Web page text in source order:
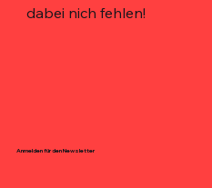
dabei nich fehlen!
Anmelden für den Newsletter